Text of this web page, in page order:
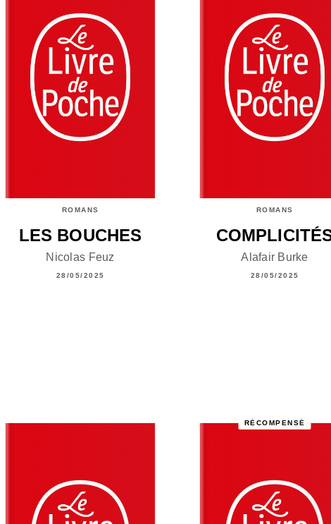
ROMANS
LES BOUCHES
Nicolas Feuz
28/05/2025
ROMANS
Alafair Burke
28/05/2025
RÉCOMPENSÉ